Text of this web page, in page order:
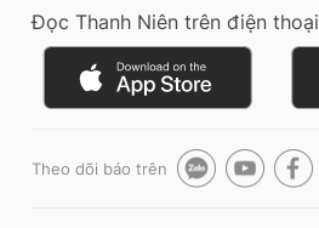
Đọc Thanh Niên trên điện thoại
Theo dõi báo trên